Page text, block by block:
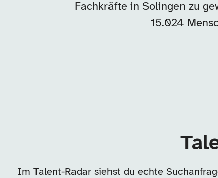
Fachkräfte in Solingen zu
15.024
Im Talent-Radar siehst du echte